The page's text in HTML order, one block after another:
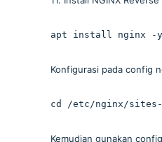
apt install nginx -y
Konfigurasi pada config
cd /etc/nginx/
Kemudian gunakan